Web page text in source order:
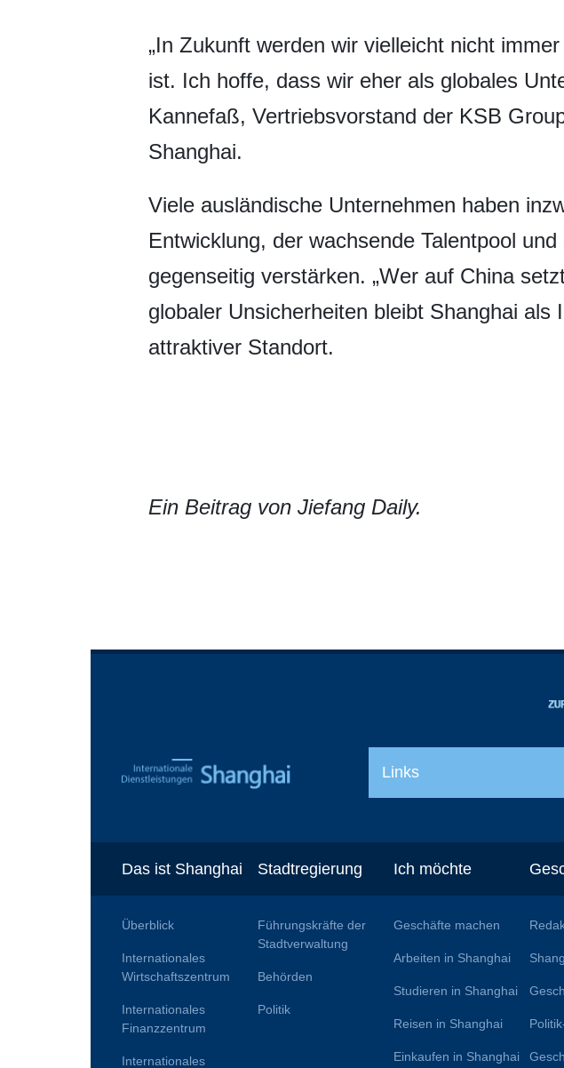
„In Zukunft werden wir vielleicht nicht
ist. Ich hoffe, dass wir eher als globales
Kannefaß, Vertriebsvorstand der KSB
Shanghai.
Viele ausländische Unternehmen haben
Entwicklung, der wachsende Talentpool
gegenseitig verstärken. „Wer auf China
globaler Unsicherheiten bleibt Shanghai
attraktiver Standort.
Ein Beitrag von Jiefang Daily.
Links
Das ist Shanghai
Überblick
Internationales
Wirtschaftszentrum
Internationales
Finanzzentrum
Internationales
Stadtregierung
Führungskräfte der
Stadtverwaltung
Behörden
Politik
Ich möchte
Geschäfte machen
Arbeiten in Shanghai
Studieren in Shanghai
Reisen in Shanghai
Einkaufen in Shanghai